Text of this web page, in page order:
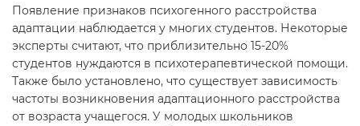
Появление признаков психогенного расстройства
адаптации наблюдается у многих студентов. Некоторые
эксперты считают, что приблизительно 15-20%
студентов нуждаются в психотерапевтической помощи.
Также было установлено, что существует зависимость
частоты возникновения адаптационного расстройства
от возраста учащегося. У молодых школьников